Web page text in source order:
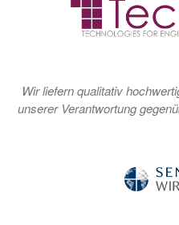
Wir liefern qualitativ
unserer Verantwortung